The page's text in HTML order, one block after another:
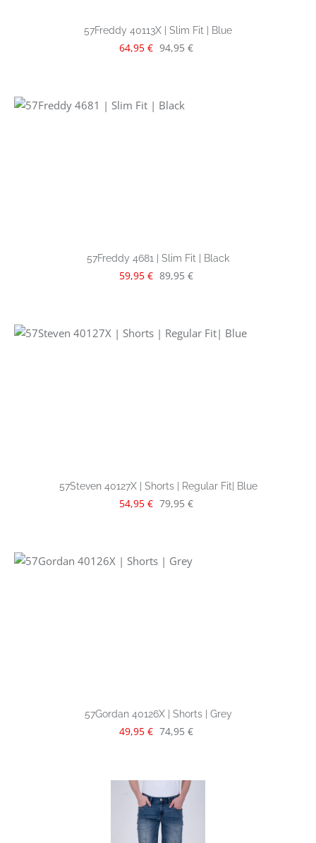
57Freddy 40113X | Slim Fit | Blue
Verkaufspreis:
64,95 € Regulärer Preis:
94,95 €
57Freddy 4681 | Slim Fit | Black
Verkaufspreis:
59,95 € Regulärer Preis:
89,95 €
57Steven 40127X | Shorts | Regular Fit| Blue
Verkaufspreis:
54,95 € Regulärer Preis:
79,95 €
57Gordan 40126X | Shorts | Grey
Verkaufspreis:
49,95 € Regulärer Preis:
74,95 €